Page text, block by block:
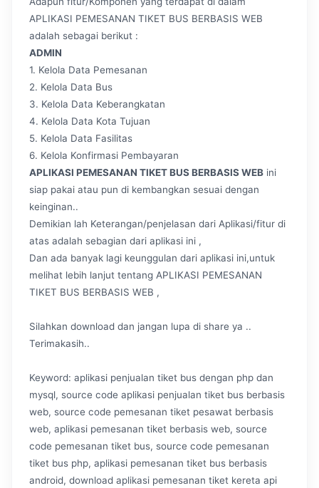
APLIKASI PEMESANAN TIKET BUS BERBASIS WEB
adalah sebagai berikut :
ADMIN
1. Kelola Data Pemesanan
2. Kelola Data Bus
3. Kelola Data Keberangkatan
4. Kelola Data Kota Tujuan
5. Kelola Data Fasilitas
6. Kelola Konfirmasi Pembayaran
APLIKASI PEMESANAN TIKET BUS BERBASIS WEB ini
siap pakai atau pun di kembangkan sesuai dengan
keinginan..
Demikian lah Keterangan/penjelasan dari Aplikasi/fitur di
atas adalah sebagian dari aplikasi ini ,
Dan ada banyak lagi keunggulan dari aplikasi ini,untuk
melihat lebih lanjut tentang APLIKASI PEMESANAN
TIKET BUS BERBASIS WEB ,
Silahkan download dan jangan lupa di share ya ..
Terimakasih..
Keyword: aplikasi penjualan tiket bus dengan php dan
mysql, source code aplikasi penjualan tiket bus berbasis
web, source code pemesanan tiket pesawat berbasis
web, aplikasi pemesanan tiket berbasis web, source
code pemesanan tiket bus, source code pemesanan
tiket bus php, aplikasi pemesanan tiket bus berbasis
android, download aplikasi pemesanan tiket kereta api